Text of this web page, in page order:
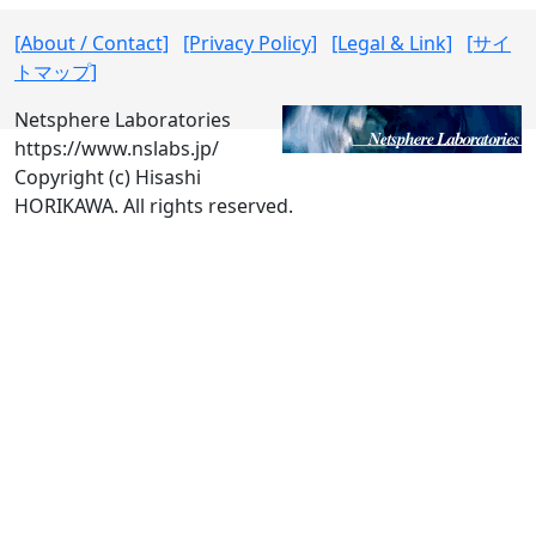
[About / Contact] [Privacy Policy] [Legal & Link]
[サイ
トマップ]
Netsphere Laboratories
https://www.nslabs.jp/
Copyright (c) Hisashi
HORIKAWA. All rights reserved.